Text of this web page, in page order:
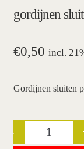
bestellen
hoe werkt een
wie wij zijn /
gordijnen
€0,50 incl.
Gordijnen sluiten
Quantity
-